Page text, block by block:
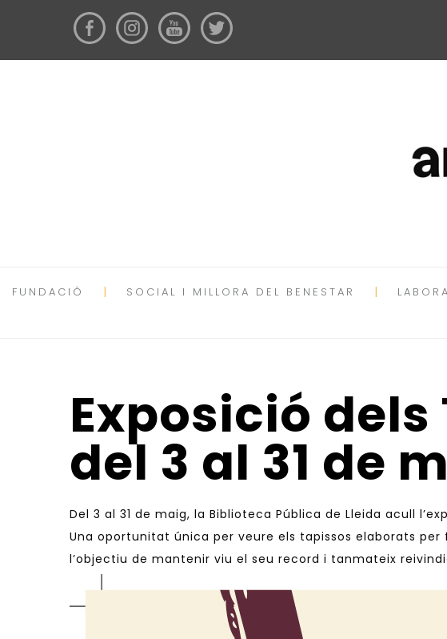
FUNDACIÓ SOCIAL I MILLORA DEL BENESTAR
Exposició
del 3 al 31 de
Del 3 al 31 de maig, la Biblioteca Pública de Lleida acull
Una oportunitat única per veure els tapissos elaborats
l’objectiu de mantenir viu el seu record i tanmateix